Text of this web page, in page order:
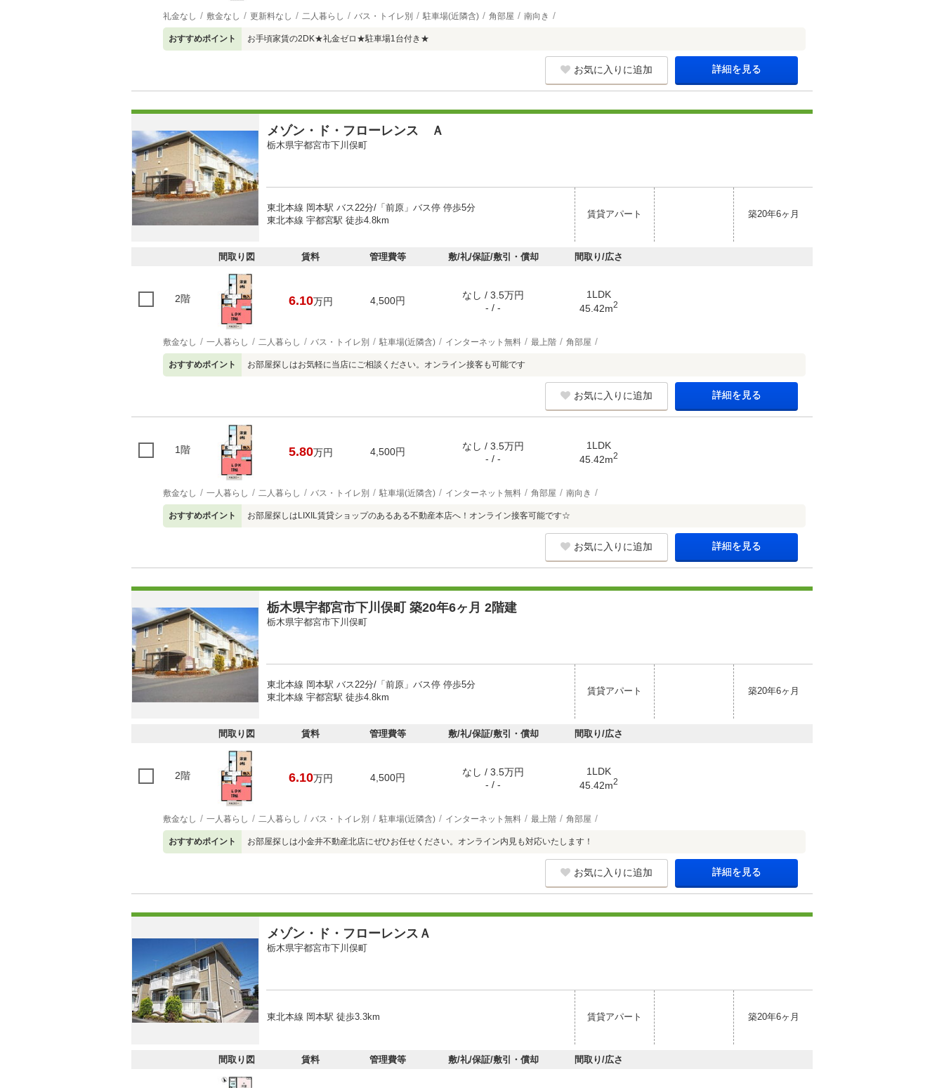
礼金なし 敷金なし 更新料なし 二人暮らし バス・トイレ別 駐車場(近隣含) 角部屋 南向き
おすすめポイント お手頃家賃の2DK★礼金ゼロ★駐車場1台付き★
お気に入りに追加 詳細を見る
メゾン・ド・フローレンス Ａ
栃木県宇都宮市下川俣町
東北本線 岡本駅 バス22分/「前原」バス停 停歩5分
東北本線 宇都宮駅 徒歩4.8km
賃貸アパート 築20年6ヶ月
間取り図 賃料 管理費等 敷/礼/保証/敷引・償却 間取り/広さ
2階 6.10万円 4,500円
なし / 3.5万円
- / -
1LDK
45.42m2
敷金なし 一人暮らし 二人暮らし バス・トイレ別 駐車場(近隣含) インターネット無料 最上階 角部屋
おすすめポイント お部屋探しはお気軽に当店にご相談ください。オンライン接客も可能です
お気に入りに追加 詳細を見る
1階 5.80万円 4,500円
なし / 3.5万円
- / -
1LDK
45.42m2
敷金なし 一人暮らし 二人暮らし バス・トイレ別 駐車場(近隣含) インターネット無料 角部屋 南向き
おすすめポイント お部屋探しはLIXIL賃貸ショップのあるある不動産本店へ！オンライン接客可能です☆
お気に入りに追加 詳細を見る
栃木県宇都宮市下川俣町 築20年6ヶ月 2階建
栃木県宇都宮市下川俣町
東北本線 岡本駅 バス22分/「前原」バス停 停歩5分
東北本線 宇都宮駅 徒歩4.8km
賃貸アパート 築20年6ヶ月
間取り図 賃料 管理費等 敷/礼/保証/敷引・償却 間取り/広さ
2階 6.10万円 4,500円
なし / 3.5万円
- / -
1LDK
45.42m2
敷金なし 一人暮らし 二人暮らし バス・トイレ別 駐車場(近隣含) インターネット無料 最上階 角部屋
おすすめポイント お部屋探しは小金井不動産北店にぜひお任せください。オンライン内見も対応いたします！
お気に入りに追加 詳細を見る
メゾン・ド・フローレンスＡ
栃木県宇都宮市下川俣町
東北本線 岡本駅 徒歩3.3km 賃貸アパート 築20年6ヶ月
間取り図 賃料 管理費等 敷/礼/保証/敷引・償却 間取り/広さ